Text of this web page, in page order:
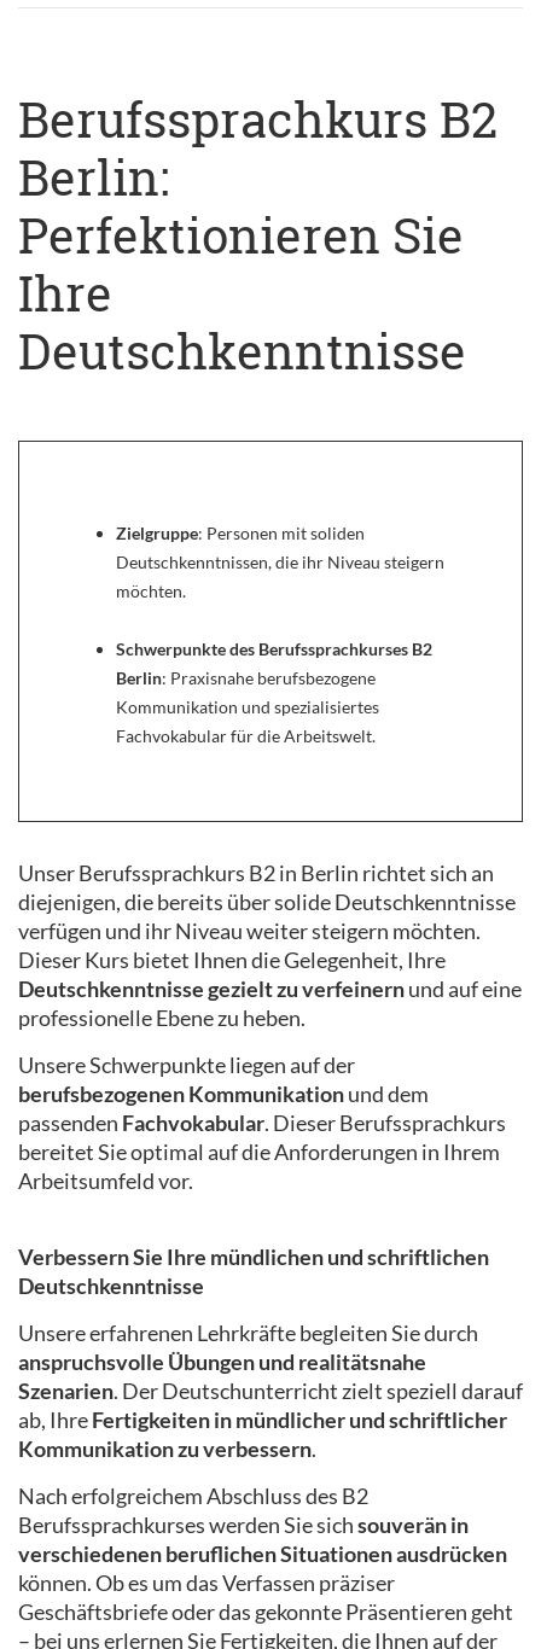
Berufssprachkurs B2
Berlin:
Perfektionieren Sie
Ihre
Deutschkenntnisse
Zielgruppe: Personen mit soliden
Deutschkenntnissen, die ihr Niveau steigern
möchten.
Schwerpunkte des Berufssprachkurses B2
Berlin: Praxisnahe berufsbezogene
Kommunikation und spezialisiertes
Fachvokabular für die Arbeitswelt.
Unser Berufssprachkurs B2 in Berlin richtet sich an
diejenigen, die bereits über solide Deutschkenntnisse
verfügen und ihr Niveau weiter steigern möchten.
Dieser Kurs bietet Ihnen die Gelegenheit, Ihre
Deutschkenntnisse gezielt zu verfeinernund auf eine
professionelle Ebene zu heben.
Unsere Schwerpunkte liegen auf der
berufsbezogenen Kommunikationund dem
passenden Fachvokabular. Dieser Berufssprachkurs
bereitet Sie optimal auf die Anforderungen in Ihrem
Arbeitsumfeld vor.
Verbessern Sie Ihre mündlichen und schriftlichen
Deutschkenntnisse
Unsere erfahrenen Lehrkräfte begleiten Sie durch
anspruchsvolle Übungen und realitätsnahe
Szenarien. Der Deutschunterricht zielt speziell darauf
ab, IhreFertigkeiten in mündlicher und schriftlicher
Kommunikation zu verbessern.
Nach erfolgreichem Abschluss des B2
Berufssprachkurses werden Sie sichsouverän in
verschiedenen beruflichen Situationen ausdrücken
können. Ob es um das Verfassen präziser
Geschäftsbriefe oder das gekonnte Präsentieren geht
– bei uns erlernen Sie Fertigkeiten, die Ihnen auf der